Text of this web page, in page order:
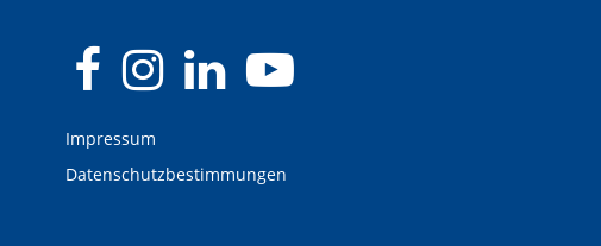
Impressum
Datenschutzbestimmungen